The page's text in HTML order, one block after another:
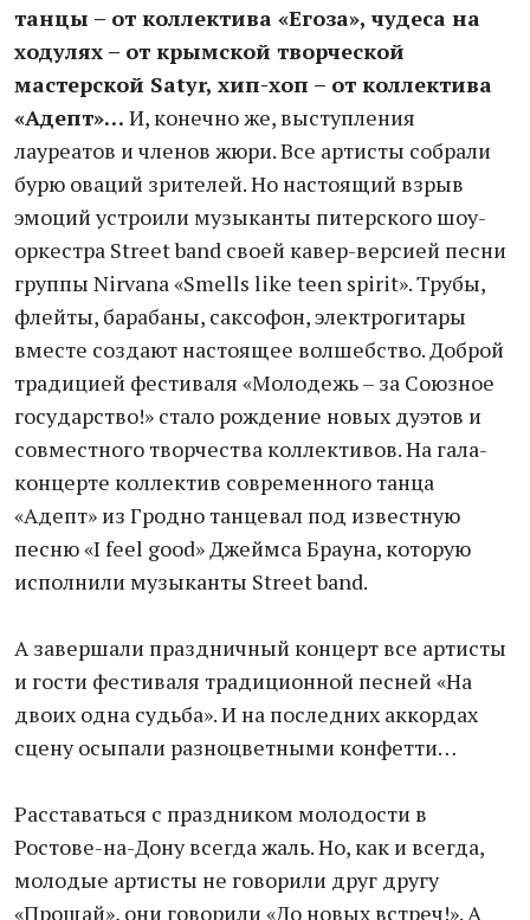
танцы – от коллектива «Егоза», чудеса на
ходулях – от крымской творческой
мастерской Satyr, хип-хоп – от коллектива
«Адепт»… И, конечно же, выступления
лауреатов и членов жюри. Все артисты собрали
бурю оваций зрителей. Но настоящий взрыв
эмоций устроили музыканты питерского шоу-
оркестра Street band своей кавер-версией песни
группы Nirvana «Smells like teen spirit». Трубы,
флейты, барабаны, саксофон, электрогитары
вместе создают настоящее волшебство. Доброй
традицией фестиваля «Молодежь – за Союзное
государство!» стало рождение новых дуэтов и
совместного творчества коллективов. На гала-
концерте коллектив современного танца
«Адепт» из Гродно танцевал под известную
песню «I feel good» Джеймса Брауна, которую
исполнили музыканты Street band.
А завершали праздничный концерт все артисты
и гости фестиваля традиционной песней «На
двоих одна судьба». И на последних аккордах
сцену осыпали разноцветными конфетти…
Расставаться с праздником молодости в
Ростове-на-Дону всегда жаль. Но, как и всегда,
молодые артисты не говорили друг другу
«Прощай», они говорили «До новых встреч!». А